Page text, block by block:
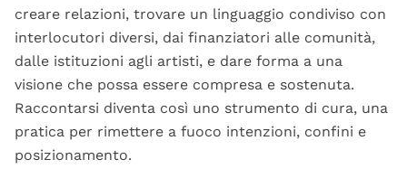
creare relazioni, trovare un linguaggio condiviso con
interlocutori diversi, dai finanziatori alle comunità,
dalle istituzioni agli artisti, e dare forma a una
visione che possa essere compresa e sostenuta.
Raccontarsi diventa così uno strumento di cura, una
pratica per rimettere a fuoco intenzioni, confini e
posizionamento.